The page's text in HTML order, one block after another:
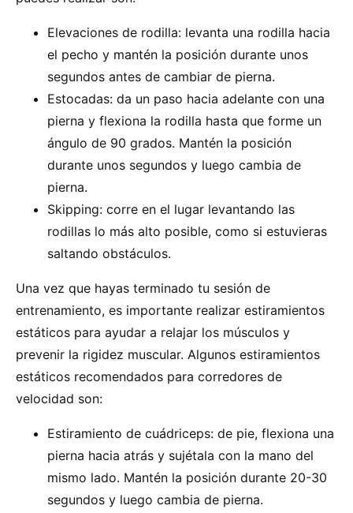
Elevaciones de rodilla: levanta una rodilla hacia
el pecho y mantén la posición durante unos
segundos antes de cambiar de pierna.
Estocadas: da un paso hacia adelante con una
pierna y flexiona la rodilla hasta que forme un
ángulo de 90 grados. Mantén la posición
durante unos segundos y luego cambia de
pierna.
Skipping: corre en el lugar levantando las
rodillas lo más alto posible, como si estuvieras
saltando obstáculos.
Una vez que hayas terminado tu sesión de
entrenamiento, es importante realizar estiramientos
estáticos para ayudar a relajar los músculos y
prevenir la rigidez muscular. Algunos estiramientos
estáticos recomendados para corredores de
velocidad son:
Estiramiento de cuádriceps: de pie, flexiona una
pierna hacia atrás y sujétala con la mano del
mismo lado. Mantén la posición durante 20-30
segundos y luego cambia de pierna.